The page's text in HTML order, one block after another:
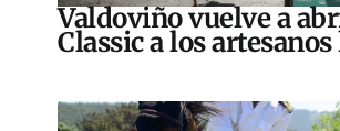
Valdoviño vuelve a
Classic a los